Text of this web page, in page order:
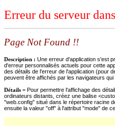
Erreur du serveur
Page Not Found !!
Description : Une erreur d'application s'est
d'erreur personnalisés actuels pour cette
des détails de l'erreur de l'application (pour
peuvent être affichés par les navigateurs
Détails = Pour permettre l'affichage des
ordinateurs distants, créez une balise
"web.config" situé dans le répertoire racine
ensuite la valeur "off" à l'attribut "mode" de